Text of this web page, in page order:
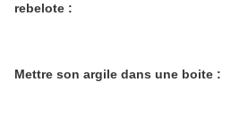
rebelote :
Mettre son argile dans une boite :